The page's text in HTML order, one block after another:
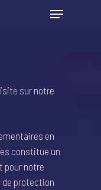
sur notre
en
constitue un
pour notre
protection